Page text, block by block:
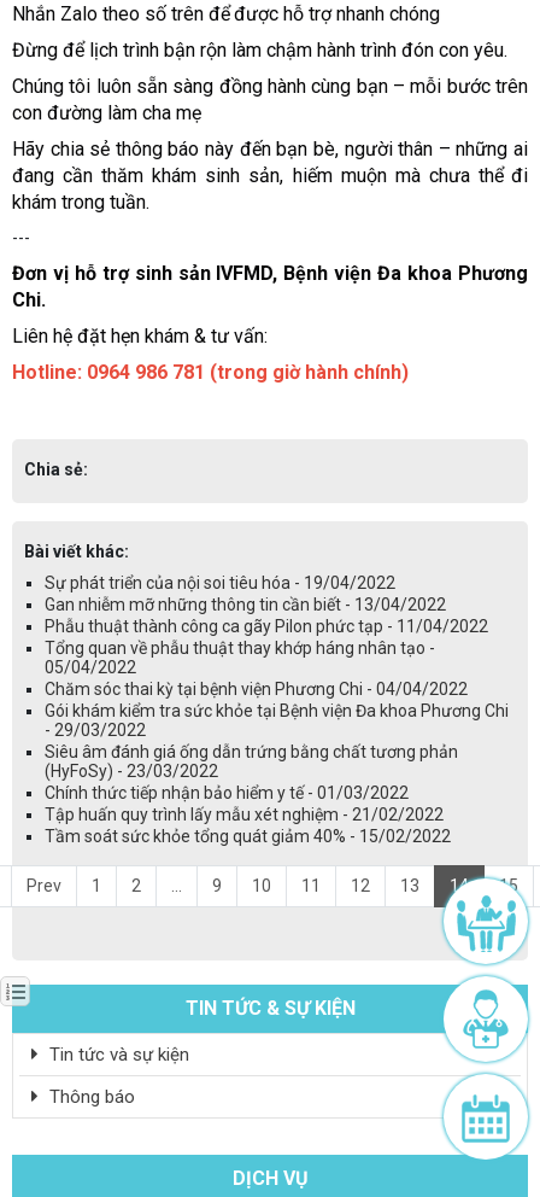
Nhắn Zalo theo số trên đểđược hỗ trợnhanh chóng
Đừng đểlịch trình bận rộn làm chậm hành trình đón con yêu.
Chúng tôi luôn sẵn sàng đồng hành cùng bạn – mỗi bước trên
con đường làm cha mẹ
Hãy chia sẻ thông báo này đến bạn bè, người thân – những ai
đang cần thăm khám sinh sản, hiếm muộn mà chưa thể đi
khám trong tuần.
---
Đơn vị hỗ trợ sinh sản IVFMD, Bệnh viện Đa khoa Phương
Chi.
Liên hệ đặt hẹn khám & tư vấn:
Hotline: 0964 986 781 (trong giờ hành chính)
Chia sẻ:
Bài viết khác:
Sự phát triển của nội soi tiêu hóa - 19/04/2022
Gan nhiễm mỡ những thông tin cần biết - 13/04/2022
Phẫu thuật thành công ca gãy Pilon phức tạp - 11/04/2022
Tổng quan về phẫu thuật thay khớp háng nhân tạo -
05/04/2022
Chăm sóc thai kỳ tại bệnh viện Phương Chi - 04/04/2022
Gói khám kiểm tra sức khỏe tại Bệnh viện Đa khoa Phương Chi
- 29/03/2022
Siêu âm đánh giá ống dẫn trứng bằng chất tương phản
(HyFoSy) - 23/03/2022
Chính thức tiếp nhận bảo hiểm y tế - 01/03/2022
Tập huấn quy trình lấy mẫu xét nghiệm - 21/02/2022
Tầm soát sức khỏe tổng quát giảm 40% - 15/02/2022
Prev 1 2 9 10 11 12 13 14 15
TIN TỨC & SỰ KIỆN
Tin tức và sự kiện
Thông báo
DỊCH VỤ